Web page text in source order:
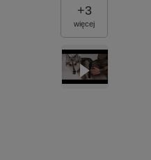
+3
więcej